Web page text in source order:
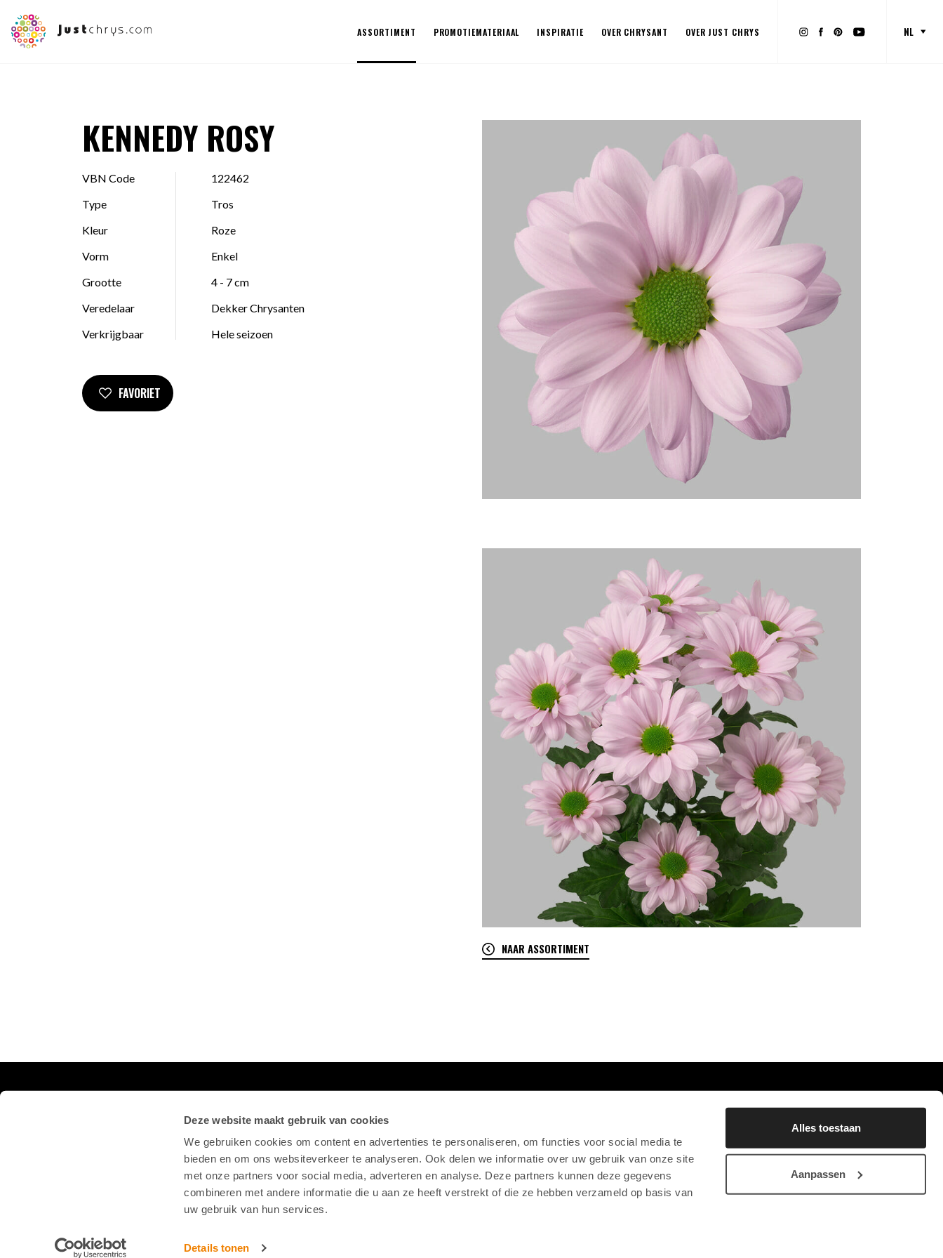
Deze website maakt gebruik van cookies
We gebruiken cookies om content en advertenties te personaliseren, om functies voor social media te
bieden en om ons websiteverkeer te analyseren. Ook delen we informatie over uw gebruik van onze site
met onze partners voor social media, adverteren en analyse. Deze partners kunnen deze gegevens
combineren met andere informatie die u aan ze heeft verstrekt of die ze hebben verzameld op basis van
uw gebruik van hun services.
Details tonen
Alles toestaan
Aanpassen
ASSORTIMENT PROMOTIEMATERIAAL INSPIRATIE OVER CHRYSANT OVER JUST CHRYS NL
KENNEDY ROSY
VBN Code
122462
Type
Tros
Kleur
Roze
Vorm
Enkel
Grootte
4 - 7 cm
Veredelaar
Dekker Chrysanten
Verkrijgbaar
Hele seizoen
FAVORIET
NAAR ASSORTIMENT
BLIJF OP DE HOOGTE
AANMELDEN NIEUWSBRIEF